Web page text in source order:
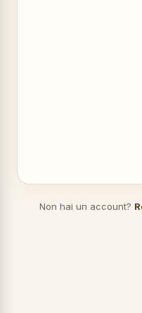
Non hai un account?